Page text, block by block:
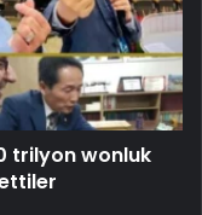
trilyon wonluk